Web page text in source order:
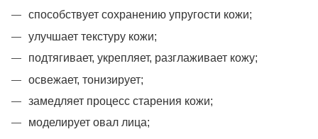
способствует сохранению упругости кожи;
улучшает текстуру кожи;
подтягивает, укрепляет, разглаживает кожу;
освежает, тонизирует;
замедляет процесс старения кожи;
моделирует овал лица;